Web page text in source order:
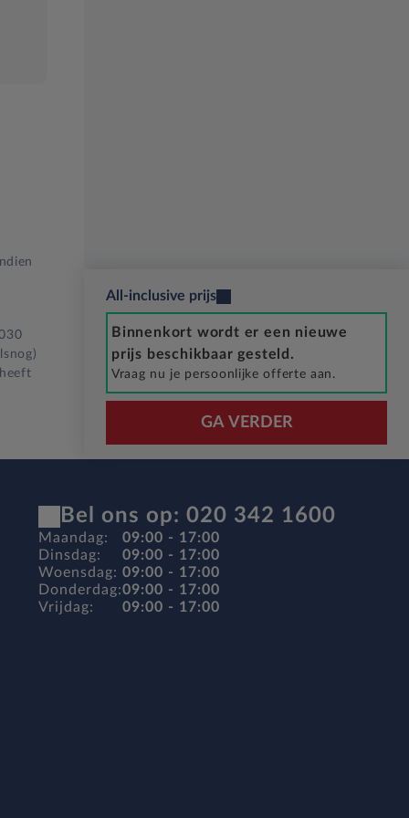
All-inclusive prijs
Binnenkort wordt er een nieuwe
prijs beschikbaar gesteld.
Vraag nu je persoonlijke offerte aan.
GA VERDER
Bel ons op: 020 342 1600
Maandag:
Dinsdag:
Woensdag:
Donderdag:
Vrijdag:
09:00 - 17:00
09:00 - 17:00
09:00 - 17:00
09:00 - 17:00
09:00 - 17:00